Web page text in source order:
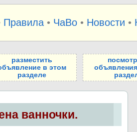
Правила• ЧаВо• Новости •
разместить
в этом
разделе
ванночки.